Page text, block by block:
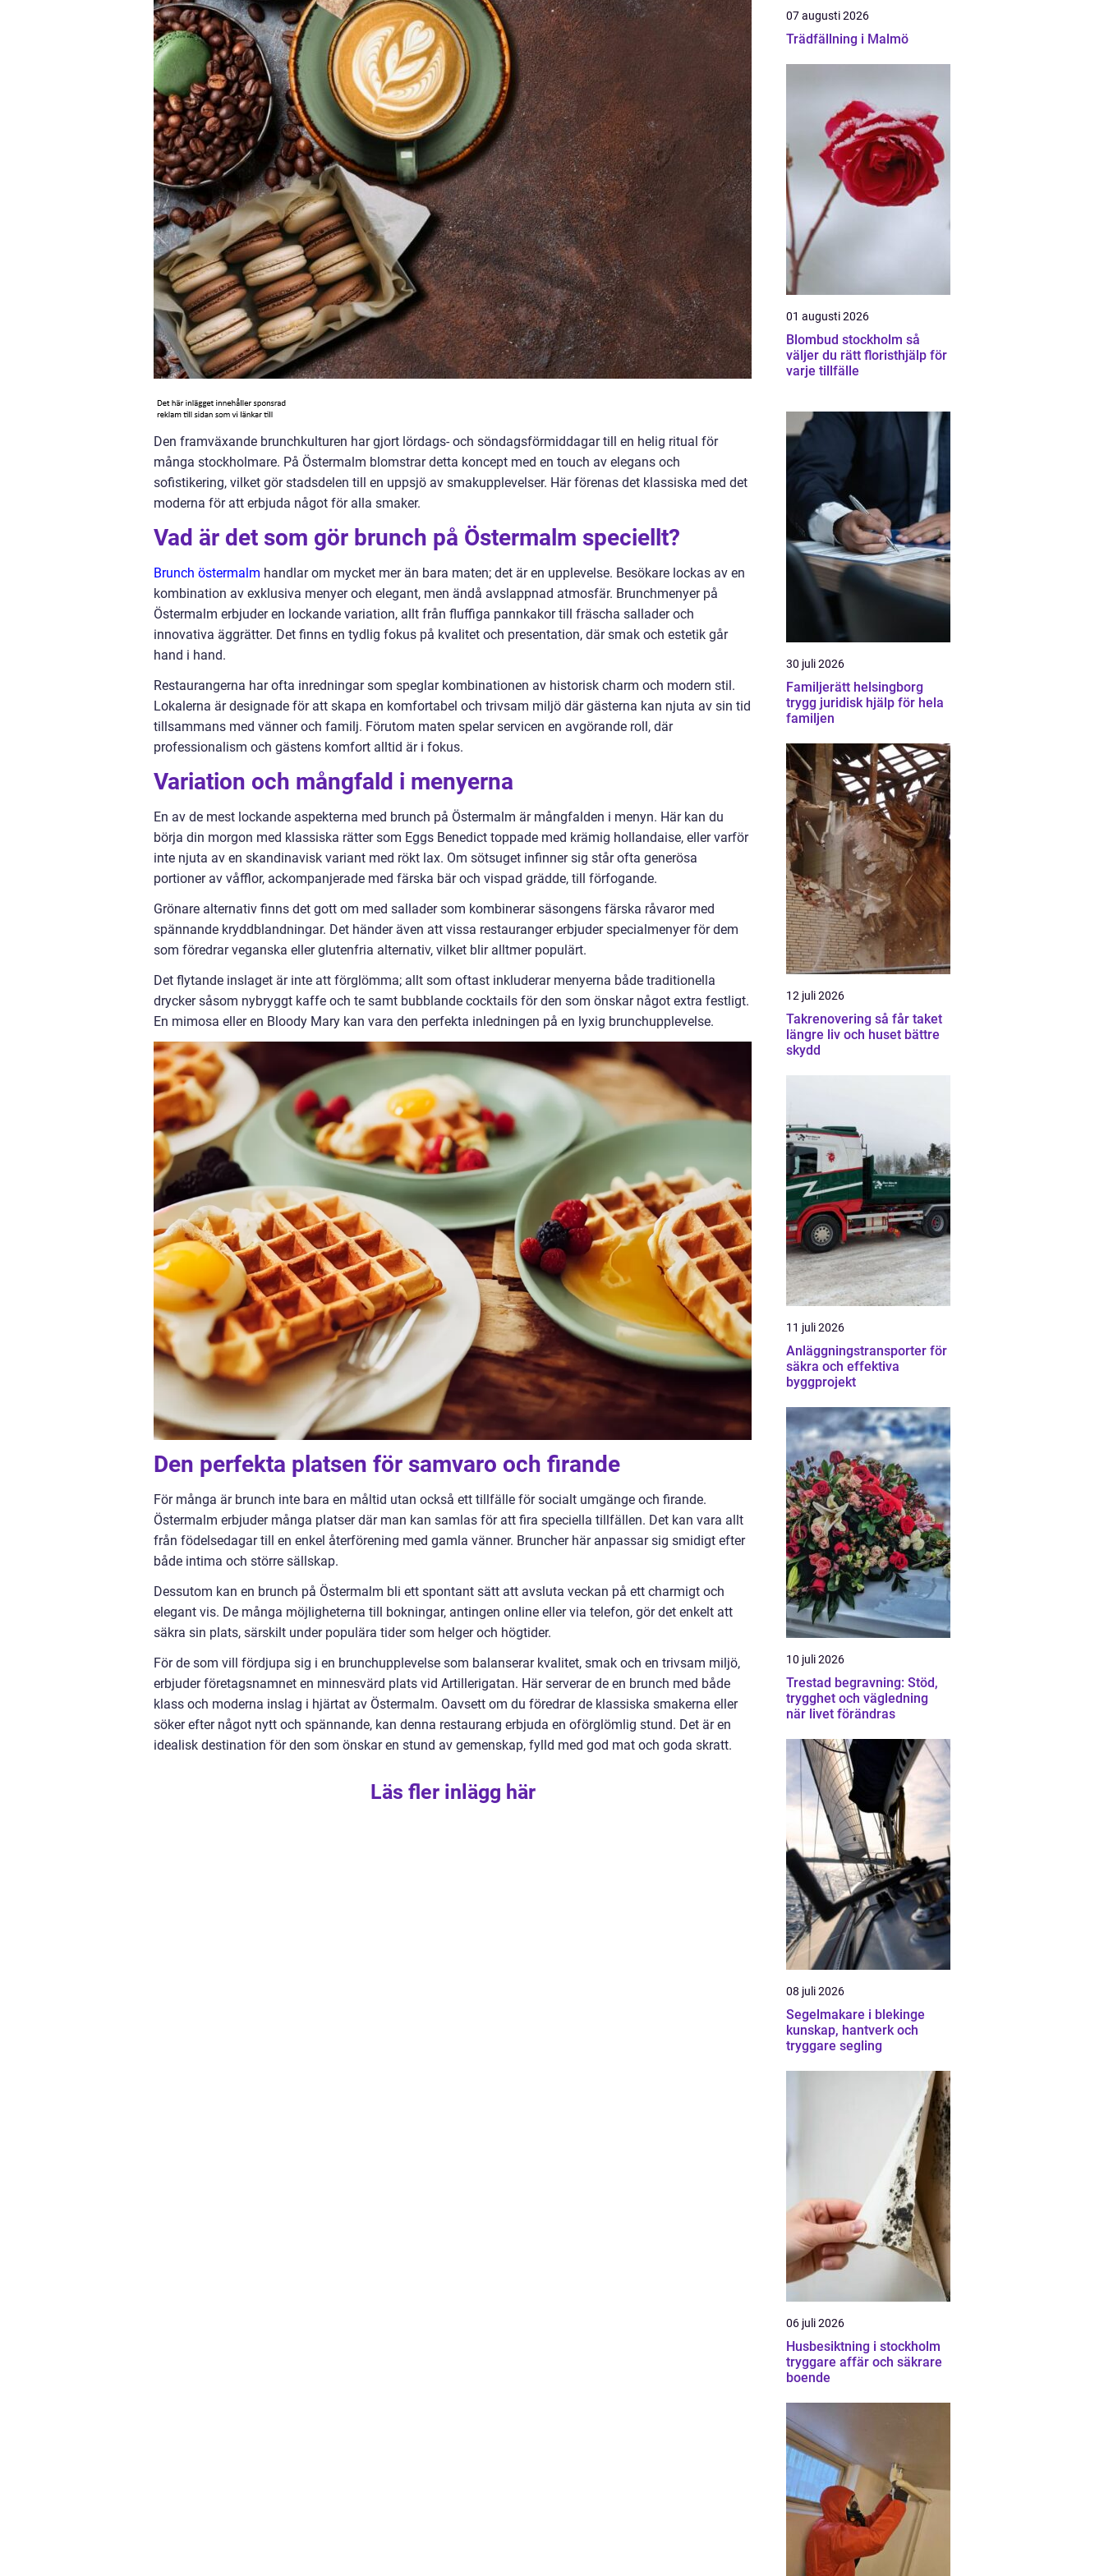
Den framväxande brunchkulturen har gjort lördags- och söndagsförmiddagar till en helig ritual för
många stockholmare. På Östermalm blomstrar detta koncept med en touch av elegans och
sofistikering, vilket gör stadsdelen till en uppsjö av smakupplevelser. Här förenas det klassiska med det
moderna för att erbjuda något för alla smaker.
Vad är det som gör brunch på Östermalm speciellt?
Brunch östermalm handlar om mycket mer än bara maten; det är en upplevelse. Besökare lockas av en
kombination av exklusiva menyer och elegant, men ändå avslappnad atmosfär. Brunchmenyer på
Östermalm erbjuder en lockande variation, allt från fluffiga pannkakor till fräscha sallader och
innovativa äggrätter. Det finns en tydlig fokus på kvalitet och presentation, där smak och estetik går
hand i hand.
Restaurangerna har ofta inredningar som speglar kombinationen av historisk charm och modern stil.
Lokalerna är designade för att skapa en komfortabel och trivsam miljö där gästerna kan njuta av sin tid
tillsammans med vänner och familj. Förutom maten spelar servicen en avgörande roll, där
professionalism och gästens komfort alltid är i fokus.
Variation och mångfald i menyerna
En av de mest lockande aspekterna med brunch på Östermalm är mångfalden i menyn. Här kan du
börja din morgon med klassiska rätter som Eggs Benedict toppade med krämig hollandaise, eller varför
inte njuta av en skandinavisk variant med rökt lax. Om sötsuget infinner sig står ofta generösa
portioner av våfflor, ackompanjerade med färska bär och vispad grädde, till förfogande.
Grönare alternativ finns det gott om med sallader som kombinerar säsongens färska råvaror med
spännande kryddblandningar. Det händer även att vissa restauranger erbjuder specialmenyer för dem
som föredrar veganska eller glutenfria alternativ, vilket blir alltmer populärt.
Det flytande inslaget är inte att förglömma; allt som oftast inkluderar menyerna både traditionella
drycker såsom nybryggt kaffe och te samt bubblande cocktails för den som önskar något extra festligt.
En mimosa eller en Bloody Mary kan vara den perfekta inledningen på en lyxig brunchupplevelse.
Den perfekta platsen för samvaro och firande
För många är brunch inte bara en måltid utan också ett tillfälle för socialt umgänge och firande.
Östermalm erbjuder många platser där man kan samlas för att fira speciella tillfällen. Det kan vara allt
från födelsedagar till en enkel återförening med gamla vänner. Bruncher här anpassar sig smidigt efter
både intima och större sällskap.
Dessutom kan en brunch på Östermalm bli ett spontant sätt att avsluta veckan på ett charmigt och
elegant vis. De många möjligheterna till bokningar, antingen online eller via telefon, gör det enkelt att
säkra sin plats, särskilt under populära tider som helger och högtider.
För de som vill fördjupa sig i en brunchupplevelse som balanserar kvalitet, smak och en trivsam miljö,
erbjuder företagsnamnet en minnesvärd plats vid Artillerigatan. Här serverar de en brunch med både
klass och moderna inslag i hjärtat av Östermalm. Oavsett om du föredrar de klassiska smakerna eller
söker efter något nytt och spännande, kan denna restaurang erbjuda en oförglömlig stund. Det är en
idealisk destination för den som önskar en stund av gemenskap, fylld med god mat och goda skratt.
Läs fler inlägg här
07 augusti 2026
Trädfällning i Malmö
01 augusti 2026
Blombud stockholm så
väljer du rätt floristhjälp för
varje tillfälle
30 juli 2026
Familjerätt helsingborg
trygg juridisk hjälp för hela
familjen
12 juli 2026
Takrenovering så får taket
längre liv och huset bättre
skydd
11 juli 2026
Anläggningstransporter för
säkra och effektiva
byggprojekt
10 juli 2026
Trestad begravning: Stöd,
trygghet och vägledning
när livet förändras
08 juli 2026
Segelmakare i blekinge
kunskap, hantverk och
tryggare segling
06 juli 2026
Husbesiktning i stockholm
tryggare affär och säkrare
boende